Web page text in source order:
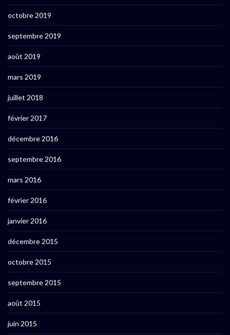
octobre 2019
septembre 2019
août 2019
mars 2019
juillet 2018
février 2017
décembre 2016
septembre 2016
mars 2016
février 2016
janvier 2016
décembre 2015
octobre 2015
septembre 2015
août 2015
juin 2015